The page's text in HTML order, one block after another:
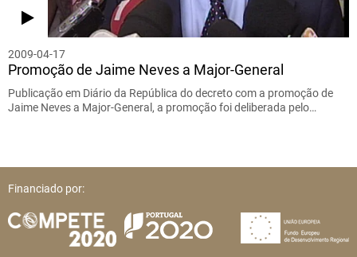
2009-04-17
Promoção de Jaime Neves a Major-General
Publicação em Diário da República do decreto com a promoção de
Jaime Neves a Major-General, a promoção foi deliberada pelo…
Financiado por: